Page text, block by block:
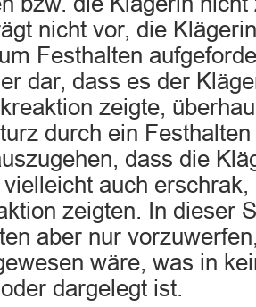
nicht vor, die
Festhalten
dar, dass es der
zeigte,
durch ein
dass die
auch
zeigten. In dieser
aber nur
wäre, was in
dargelegt ist.